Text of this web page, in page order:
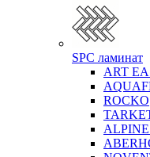
SPC ламинат
ART
ROCKO